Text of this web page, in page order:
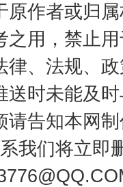
原作者或归
之用，禁止
律、法规、
送时未能及
请告知本网
我们将立即
谢